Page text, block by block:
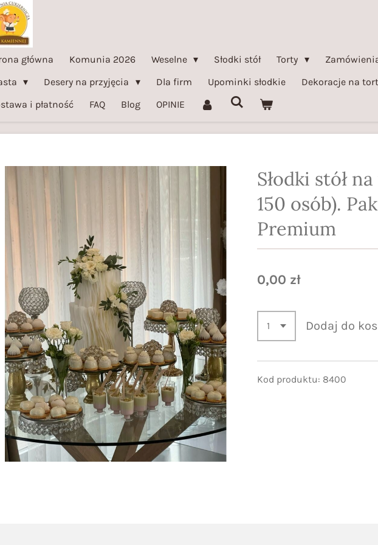
główna Komunia 2026 Weselne Słodki stół Torty
Desery na przyjęcia Dla firm Upominki słodkie Dekoracje na tort
i płatność
FAQ Blog OPINIE
Słodki stół
150 osób).
Premium
0,00 zł
Dodaj do
Kod produktu: 8400